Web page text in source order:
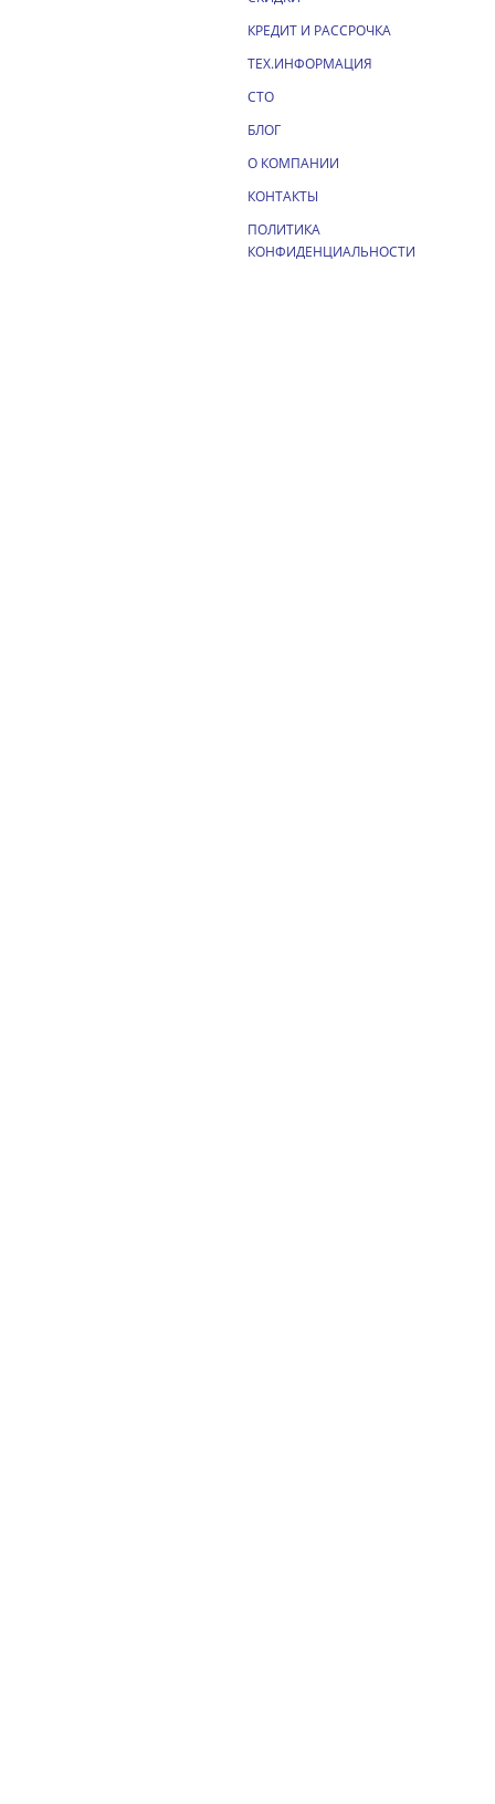
КРЕДИТ И РАССРОЧКА
ТЕХ.ИНФОРМАЦИЯ
СТО
БЛОГ
О КОМПАНИИ
КОНТАКТЫ
ПОЛИТИКА
КОНФИДЕНЦИАЛЬНОСТИ